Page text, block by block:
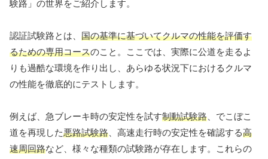
験路」の世界をご紹介します。
認証試験路とは、 国の基準に基づいてクルマの性能を評価す
るための専用コースのこと。ここでは、実際に公道を走るよ
りも過酷な環境を作り出し、あらゆる状況下におけるクルマ
の性能を徹底的にテストします。
例えば、急ブレーキ時の安定性を試す制動試験路、でこぼこ
道を再現した悪路試験路、高速走行時の安定性を確認する高
速周回路など、様々な種類の試験路が存在します。これらの